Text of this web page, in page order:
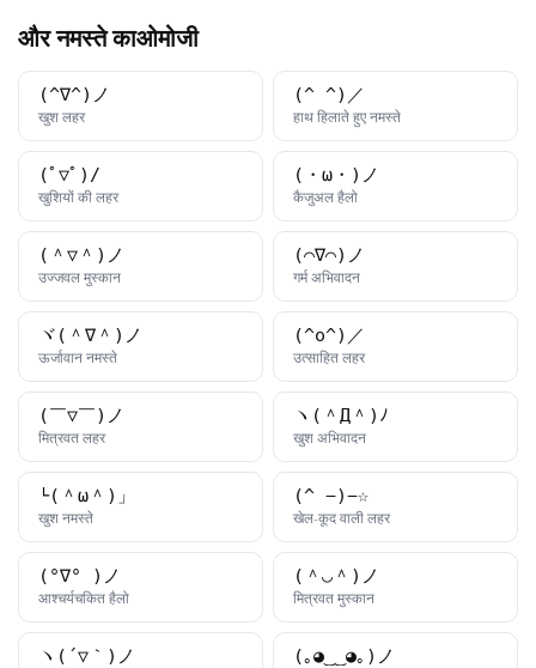
और नमस्ते काओमोजी
(^∇^)ノ
खुश लहरकाओमोजी
(^_^)／
हाथ हिलाते हुए नमस्तेकाओमोजी
(ﾟ▽ﾟ)/
खुशियों की लहरकाओमोजी
(・ω・)ノ
कैजुअल हैलोकाओमोजी
(＾▽＾)ノ
उज्जवल मुस्कानकाओमोजी
(⌒∇⌒)ノ
गर्म अभिवादनकाओमोजी
ヾ(＾∇＾)ノ
ऊर्जावान नमस्तेकाओमोजी
(^o^)／
उत्साहित लहरकाओमोजी
(￣▽￣)ノ
मित्रवत लहरकाओमोजी
ヽ(＾Д＾)ﾉ
खुश अभिवादनकाओमोजी
└(＾ω＾)」
खुश नमस्तेकाओमोजी
(^_−)−☆
खेल-कूद वाली लहरकाओमोजी
(°∇° )ノ
आश्चर्यचकित हैलोकाओमोजी
(＾◡＾)ノ
मित्रवत मुस्कानकाओमोजी
ヽ(´▽｀)ノ (｡◕‿‿◕｡)ノ